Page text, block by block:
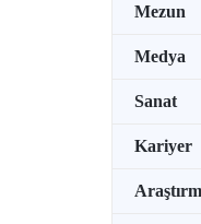
Mezun
Medya
Sanat
Kariyer